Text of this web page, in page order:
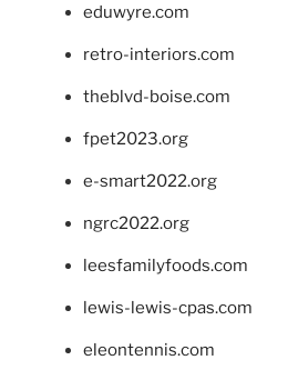
eduwyre.com
retro-interiors.com
theblvd-boise.com
fpet2023.org
e-smart2022.org
ngrc2022.org
leesfamilyfoods.com
lewis-lewis-cpas.com
eleontennis.com